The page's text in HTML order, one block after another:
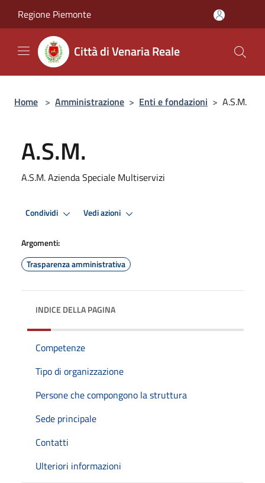
Regione Piemonte
Città di Venaria Reale
Home > Amministrazione > Enti e fondazioni > A.S.M.
A.S.M.
A.S.M. Azienda Speciale Multiservizi
Condividi Vedi azioni
Argomenti:
Trasparenza amministrativa
INDICE DELLA PAGINA
Competenze
Tipo di organizzazione
Persone che compongono la struttura
Sede principale
Contatti
Ulteriori informazioni